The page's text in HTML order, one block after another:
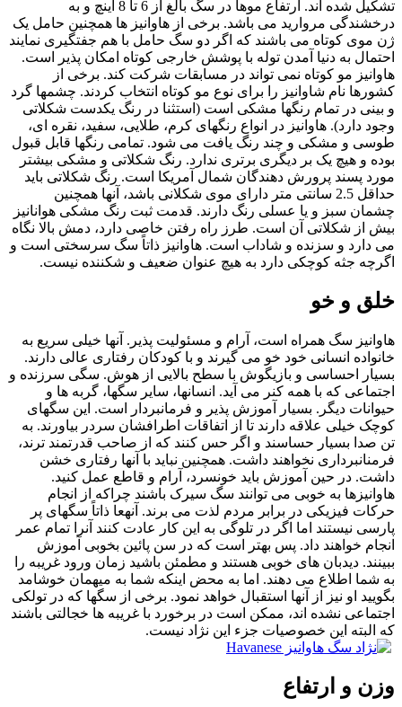
تشکیل شده اند. ارتفاع موها در سگ بالغ از 6 تا 8 اینچ و به
درخشندگی مروارید می باشد. برخی از هاوانیز ها همچنین حامل یک
ژن موی کوتاه می باشند که اگر دو سگ حامل با هم جفتگیری نمایند
احتمال به دنیا آمدن توله با پوشش خارجی کوتاه امکان پذیر است.
هاوانیز مو کوتاه نمی تواند در مسابقات شرکت کند. برخی از
کشورها نام شاوانیز را برای نوع مو کوتاه انتخاب کردند. چشمها گرد
و بینی در تمام رنگها مشکی است (استثنا در رنگ یکدست شکلاتی
وجود دارد). هاوانیز در انواع رنگهای کرم، طلایی، سفید، نقره ای،
طوسی و مشکی و چند رنگ یافت می شود. تمامی رنگها قابل قبول
بوده و هیچ یک بر دیگری برتری ندارد. رنگ شکلاتی و مشکی بیشتر
مورد پسند پرورش دهندگان شمال آمریکا است. رنگ شکلاتی باید
حداقل 2.5 سانتی متر دارای موی شکلانی باشد، آنها همچنین
چشمان سبز و یا عسلی رنگ دارند. قدمت ثبت رنگ مشکی هوانانیز
بیش از شکلاتی آن است. طرز راه رفتن خاصی دارد، دمش بالا نگاه
می دارد و سزنده و شاداب است. هاوانیز ذاتاً سگ سرسختی است و
اگرچه جثه کوچکی دارد به هیچ عنوان ضعیف و شکننده نیست.
خلق و خو
هاوانیز سگ همراه است، آرام و مسئولیت پذیر. آنها خیلی سریع به
خانواده انسانی خود خو می گیرند و با کودکان رفتاری عالی دارند.
بسیار احساسی و بازیگوش با سطح بالایی از هوش. سگی سرزنده و
اجتماعی که با همه کنر می آید. انسانها، سایر سگها، گربه ها و
حیوانات دیگر. بسیار آموزش پذیر و فرمانبردار است. این سگهای
کوچک خیلی علاقه دارند تا از اتفاقات اطرافشان سردر بیاورند. به
تن صدا بسیار حساسند و اگر حس کنند که از صاحب قدرتمند ترند،
فرمنانبرداری نخواهند داشت. همچنین نباید با آنها رفتاری خشن
داشت. در حین آموزش باید خونسرد، آرام و قاطع عمل کنید.
هاوانیزها به خوبی می توانند سگ سیرک باشند چراکه از انجام
حرکات فیزیکی در برابر مردم لذت می برند. آنهعا ذاتاً سگهای پر
پارسی نیستند اما اگر در تلوگی به این کار عادت کنند آنرا تمام عمر
انجام خواهند داد. پس بهتر است که در سن پائین بخوبی آموزش
ببینند. دیدبان های خوبی هستند و مطمئن باشید زمان ورود غریبه را
به شما اطلاع می دهند. اما به محض اینکه شما به میهمان خوشامد
بگویید او نیز از آنها استقبال خواهد نمود. برخی از سگها که در تولکی
اجتماعی نشده اند، ممکن است در برخورد با غریبه ها خجالتی باشند
که البته این خصوصیات جزء این نژاد نیست.
وزن و ارتفاع